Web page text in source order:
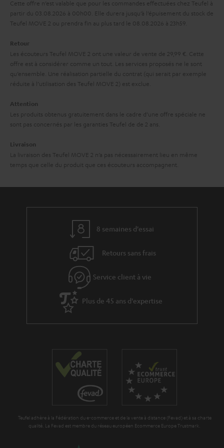
d
i
i
o
n
g
a
a
n
t
e
Cette offre n’est valable que pour les commandes effectuées chez Teufel à
partir du 03.08.2026 à 00h00. Elle durera jusqu’à l’épuisement du stock de
Teufel MOVE 2 ou prendra fin au plus tard le 08.08.2026 à 23h59.
Retour
Les écouteurs Teufel MOVE 2 ont une valeur de vente de 29,99 €. Cette
offre est à considérer comme un tout. Les services proposés ne le sont
qu’ensemble. Une réalisation partielle du contrat (qui serait par exemple
réduite à l’utilisation des Teufel MOVE 2) est exclue.
Attention
Les produits obtenus gratuitement dans le cadre d’une offre spéciale ne
sont pas concernés par les garanties Teufel de de 2 ans.
Livraison
La livraison des Teufel MOVE 2 n’a pas nécessairement lieu en même
temps que celle du produit que ces écouteurs accompagnent.
8 semaines d'essai
Retours sans frais
Service client à vie
Plus de 45 ans d'expertise
Teufel adhère à la Fédération du e-commerce et de la vente à distance (Fevad) et à sa charte
qualité. La Fevad est membre du réseau européen Ecommerce Europe Trustmark.